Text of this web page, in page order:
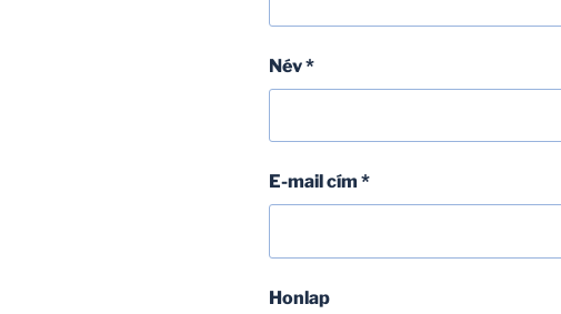
Név*
E-mail cím *
Honlap